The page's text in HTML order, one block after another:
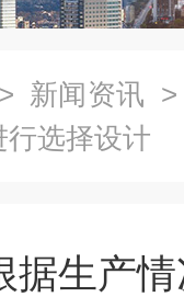
新闻资讯
选择设计
据生产